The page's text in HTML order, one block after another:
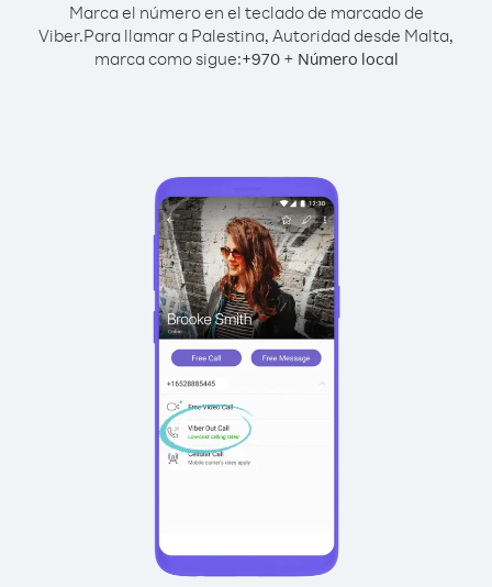
Marca el número en el teclado de marcado de
Viber.Para llamar a Palestina, Autoridad desde Malta,
marca como sigue:+970+ Número local